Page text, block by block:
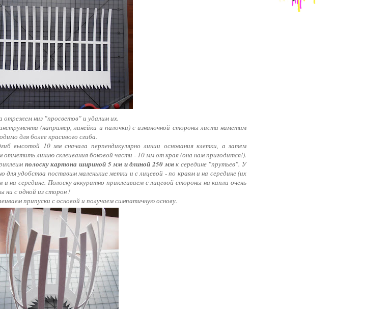
низ "просветов" и удалим их.
(например, линейки и палочки) с изнаночной стороны листа наметим
для более красивого сгиба.
высотой 10 мм сначала перпендикулярно линии основания клетки, а затем
отметить линию склеивания боковой части - 10 мм от края (она нам пригодится!).
полоску картона шириной 5 мм и длиной 250 ммк середине "прутьев". У
для удобства поставим маленькие метки и с лицевой - по краям и на середине (их
середине. Полоску аккуратно приклеиваем с лицевой стороны на капли очень
ни с одной из сторон !
припуски с основой и получаем симпатичную основу.